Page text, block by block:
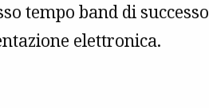
tempo band di successo
elettronica.